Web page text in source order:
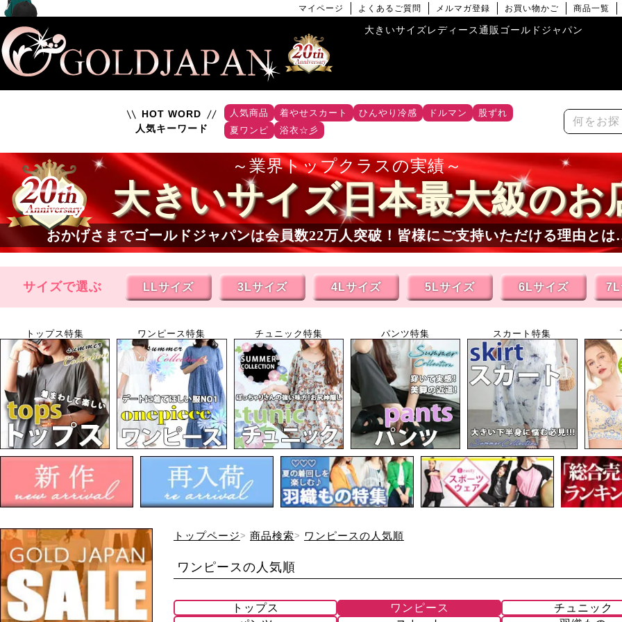
マイページ よくあるご質問 メルマガ登録 お買い物かご 商品一覧
大きいサイズレディース通販ゴールドジャパン
HOT WORD
人気キーワード
人気商品 着やせスカート ひんやり冷感 ドルマン
股ずれ
夏ワンピ
浴衣☆彡
業界トップクラスの実績
大きいサイズ日本最大級のお
おかげさまでゴールドジャパンは会員数22万人突破！皆様にご支持いただける理由と
サイズで選ぶ LLサイズ 3Lサイズ 4Lサイズ 5Lサイズ 6Lサイズ 7L
トップス特集 ワンピース特集 チュニック特集 パンツ特集 スカート特集
トップページ 商品検索 ワンピースの人気順
ワンピースの人気順
トップス ワンピース
チュニック